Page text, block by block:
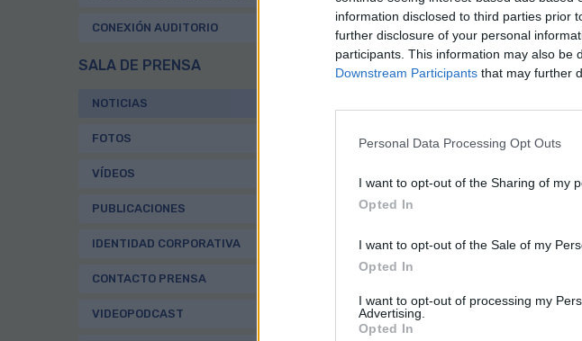
information disclosed to third parties prior
further disclosure of your personal
participants. This information may also be
Downstream Participants that may further
Personal Data Processing Opt Outs
I want to opt-out of the Sharing of my
Opted In
I want to opt-out of the Sale of my
Opted In
I want to opt-out of processing my
Advertising.
Opted In
CONEXIÓN AUDITORIO
SALA DE PRENSA
NOTICIAS
FOTOS
VÍDEOS
PUBLICACIONES
IDENTIDAD CORPORATIVA
CONTACTO PRENSA
VIDEOPODCAST
invierno.
La lista de nuevos
Ayuntamiento de Las Palmas de
de formación el pasado lunes, 23
La incorporación de los
aprendizaje en el que los
conducción. En este apartado
conducción en el medio urbano.
su puesto de trabajo y el marco
dura siete días, los conductores
dificultad para finalizar su
como instructor.
La intención es que la compañía
32 incorporados en septiembre,
el inicio del calendario de
También permitirán que la